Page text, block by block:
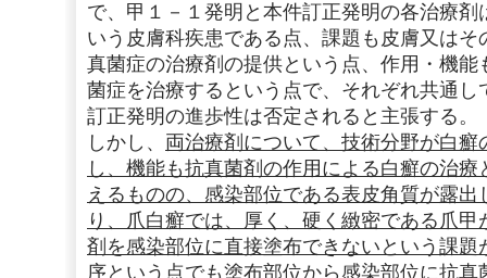
で、甲１－１発明と本件訂正発明の各治療
いう皮膚科疾患である点、課題も皮膚又は
真菌症の治療剤の提供という点、作用・機
菌症を治療するという点で、それぞれ共通
訂正発明の進歩性は否定されると主張する。
しかし、 両治療剤について、技術分野が白
し、機能も抗真菌剤の作用による白癬の治
えるものの、感染部位である表皮角質が露
り、爪白癬では、厚く、硬く緻密である爪
剤を感染部位に直接塗布できないという課
序という点でも塗布部位から感染部位に抗